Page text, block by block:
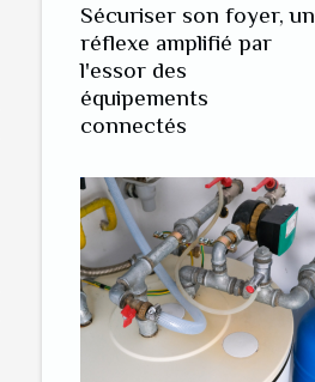
Sécuriser son foyer, un
réflexe amplifié par
l'essor des
équipements
connectés